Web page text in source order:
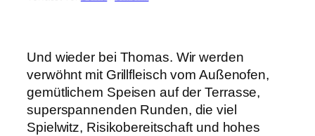
Und wieder bei Thomas. Wir werden
verwöhnt mit Grillfleisch vom Außenofen,
gemütlichem Speisen auf der Terrasse,
superspannenden Runden, die viel
Spielwitz, Risikobereitschaft und hohes